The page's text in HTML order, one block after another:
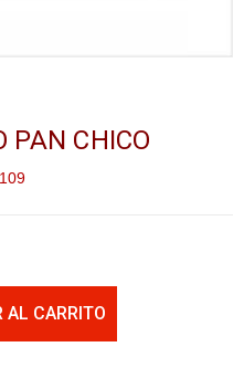
PAN CHICO
AL CARRITO